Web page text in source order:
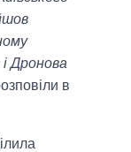
Дронова
в